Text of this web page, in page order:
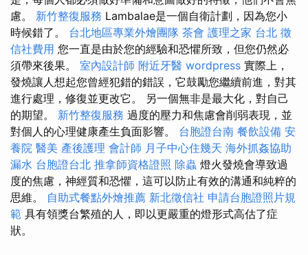
慮。 新竹整復服務 Lambalae是一個自衛計劃，因為您小
時候錯了。 台北地區專業外燴團隊 茶會 護理之家 台北 徵
信社費用 您一直是由於您的經驗和恐懼所致，但您仍然必
須帶來後果。 室內設計師 附近牙醫 wordpress 實際上，
發燒讓人想起您曾經犯錯的錯誤，它鼓勵您繼續前進，對其
進行處理，修復並更改它。 另一個無非是最大化，對自己
的期望。 新竹整復服務 過度的壓力和焦慮會削弱表現，並
對個人的心理健康產生負面影響。 台胞證台南 餐飲設備 安
養院 醫美 產後護理 會計師 月子中心住幾天 海外抓姦協助
漏水 台胞證台北 推拿師資格證照 除蟲 燈火發燒會導致過
度的焦慮，神經質和恐懼，這可以防止有效的溝通和純粹的
思維。 自助式餐點外燴推薦 新北徵信社 申請台胞證照片規
範 具有領獎台繁殖的人，即以更嚴重的燈形式高估了症
狀。